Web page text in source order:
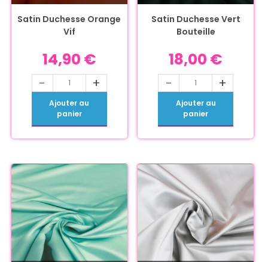
Satin Duchesse Orange
Vif
14,90 €
- +
Ajouter au
panier
Satin Duchesse Vert
Bouteille
18,00 €
- +
Ajouter au
panier